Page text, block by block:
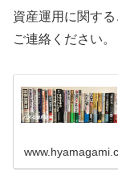
資産運用に関す
ご連絡ください。